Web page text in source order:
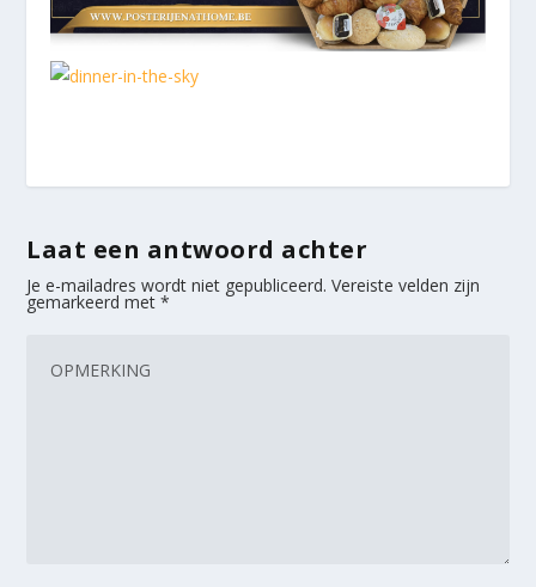
Laat een antwoord achter
Je e-mailadres wordt niet gepubliceerd. Vereiste velden zijn
gemarkeerd met*